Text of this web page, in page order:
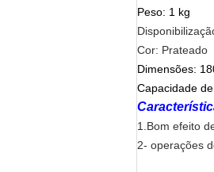
Peso: 1 kg
Cor: Prateado
Dimensões:
Capacidade
1.Bom efeito
2- operações